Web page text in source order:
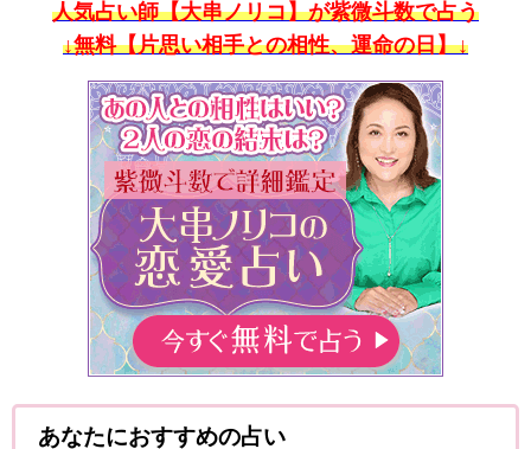
人気占い師【大串ノリコ】が紫微斗数で占う
↓無料【片思い相手との相性、運命の日】↓
あなたにおすすめの占い